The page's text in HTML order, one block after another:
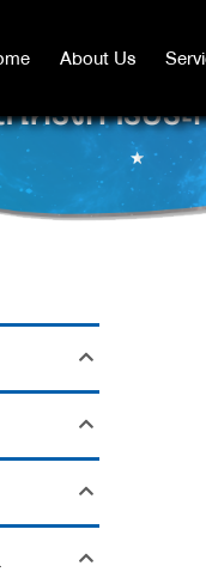
About Us
About Us
โครงการป